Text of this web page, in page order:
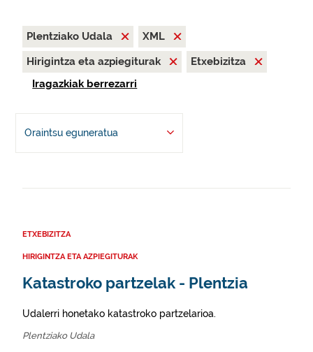
Plentziako Udala
XML
Hirigintza eta azpiegiturak
Etxebizitza
Iragazkiak berrezarri
Oraintsu eguneratua
ETXEBIZITZA
HIRIGINTZA ETA AZPIEGITURAK
Katastroko partzelak - Plentzia
Udalerri honetako katastroko partzelarioa.
Plentziako Udala